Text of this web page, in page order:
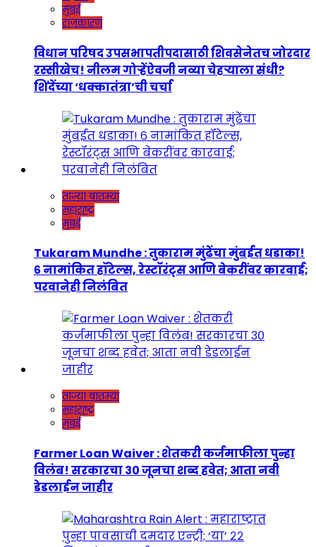
मुंबई
राजकारण
विधान परिषद उपसभापतीपदासाठी शिवसेनेतच जोरदार
रस्सीखेच! नीलम गोऱ्हेंऐवजी नव्या चेहऱ्याला संधी?
शिंदेंच्या ‘धक्कातंत्रा’ची चर्चा
ताज्या बातम्या
महाराष्ट्र
मुंबई
Tukaram Mundhe : तुकाराम मुंढेंचा मुंबईत धडाका!
६ नामांकित हॉटेल्स, रेस्टॉरंट्स आणि बेकरींवर कारवाई;
परवानेही निलंबित
ताज्या बातम्या
महाराष्ट्र
मुंबई
Farmer Loan Waiver : शेतकरी कर्जमाफीला पुन्हा
विलंब! सरकारचा ३० जूनचा शब्द हवेत; आता नवी
डेडलाईन जाहीर